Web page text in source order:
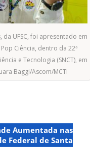
da UFSC, foi apresentado em
Ciência, dentro da 22ª
e Tecnologia (SNCT), em
Baggi/Ascom/MCTI
Aumentada nas
Federal de Santa